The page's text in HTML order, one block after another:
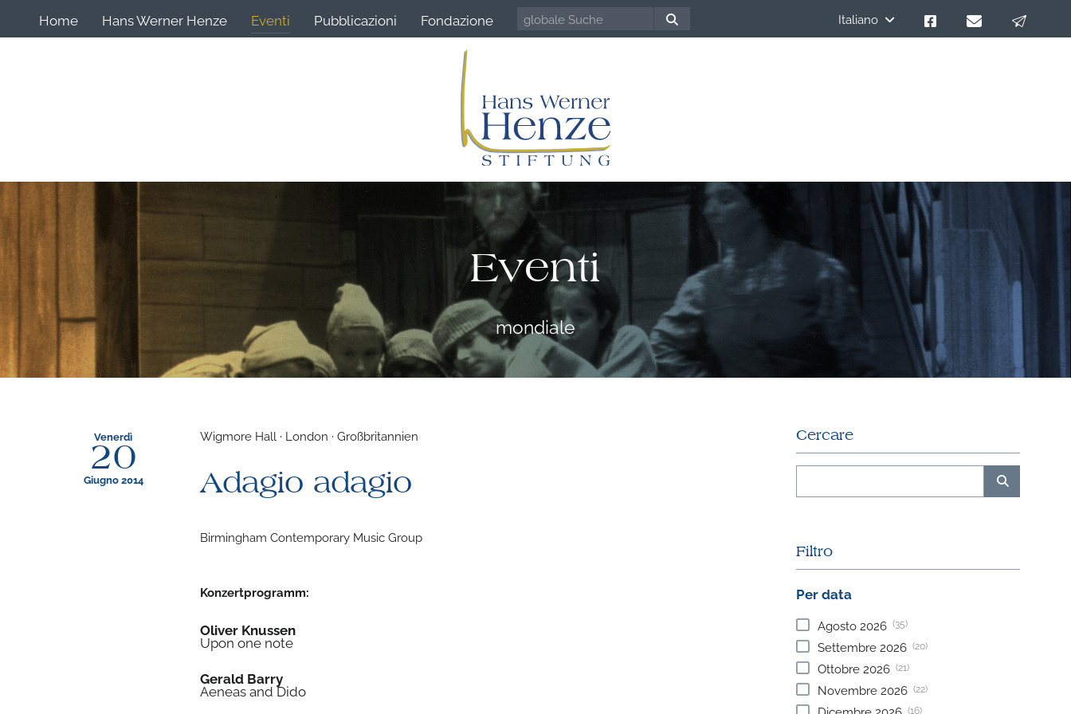
Home Hans Werner Henze Eventi Pubblicazioni Fondazione Italiano
Eventi
mondiale
Venerdì
20
Giugno 2014
Wigmore Hall · London · Großbritannien
Adagio adagio
Birmingham Contemporary Music Group
Konzertprogramm:
Oliver Knussen
Upon one note
Gerald Barry
Aeneas and Dido
Cercare
Filtro
Per data
Agosto 2026 (35)
Settembre 2026 (20)
Ottobre 2026 (21)
Novembre 2026 (22)
Dicembre 2026 (16)